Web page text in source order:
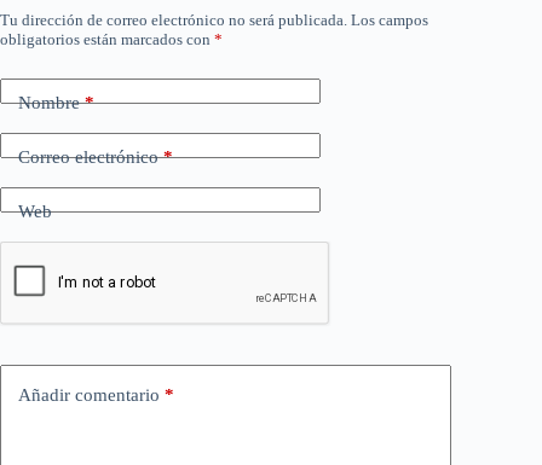
Tu dirección de correo electrónico no será publicada. Los campos
obligatorios están marcados con *
Nombre*
Correo electrónico*
Web
Añadir comentario *